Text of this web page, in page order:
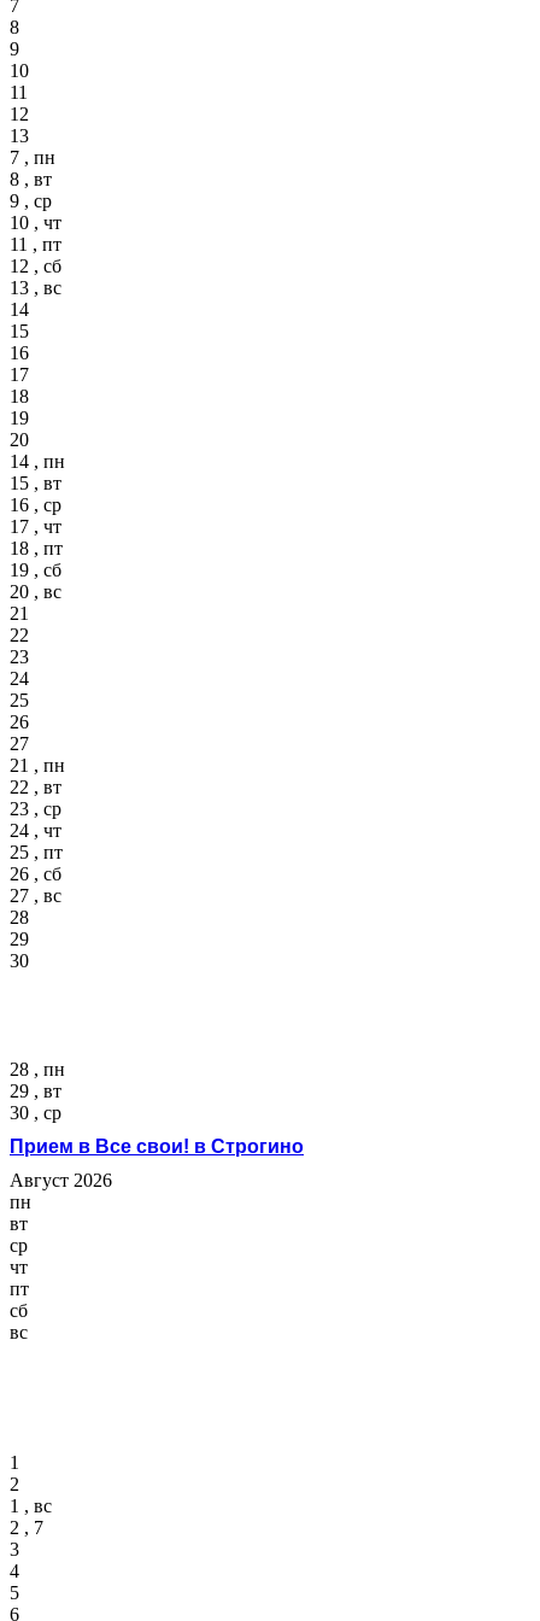
7
8
9
10
11
12
13
7 , пн
8 , вт
9 , ср
10 , чт
11 , пт
12 , сб
13 , вс
14
15
16
17
18
19
20
14 , пн
15 , вт
16 , ср
17 , чт
18 , пт
19 , сб
20 , вс
21
22
23
24
25
26
27
21 , пн
22 , вт
23 , ср
24 , чт
25 , пт
26 , сб
27 , вс
28
29
30
28 , пн
29 , вт
30 , ср
Прием в Все свои! в Строгино
Август 2026
пн
вт
ср
чт
пт
сб
вс
1
2
1 , вс
2 , 7
3
4
5
6